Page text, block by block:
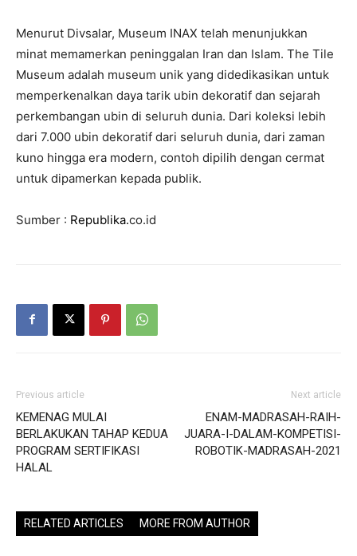
Menurut Divsalar, Museum INAX telah menunjukkan
minat memamerkan peninggalan Iran dan Islam. The Tile
Museum adalah museum unik yang didedikasikan untuk
memperkenalkan daya tarik ubin dekoratif dan sejarah
perkembangan ubin di seluruh dunia. Dari koleksi lebih
dari 7.000 ubin dekoratif dari seluruh dunia, dari zaman
kuno hingga era modern, contoh dipilih dengan cermat
untuk dipamerkan kepada publik.
Sumber : Republika.co.id
Previous article
KEMENAG MULAI
BERLAKUKAN TAHAP KEDUA
PROGRAM SERTIFIKASI
HALAL
Next article
ENAM-MADRASAH-RAIH-
JUARA-I-DALAM-KOMPETISI-
ROBOTIK-MADRASAH-2021
RELATED ARTICLES MORE FROM AUTHOR